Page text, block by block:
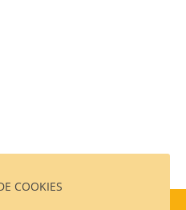
COOKIES